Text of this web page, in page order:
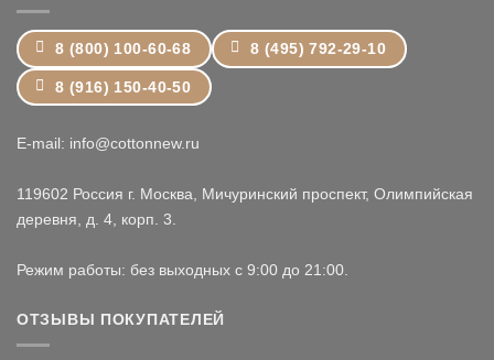
8 (800) 100-60-68 8 (495) 792-29-10
8 (916) 150-40-50
E-mail: info@cottonnew.ru
119602 Россия г. Москва, Мичуринский проспект, Олимпийская
деревня, д. 4, корп. 3.
Режим работы: без выходных с 9:00 до 21:00.
ОТЗЫВЫ ПОКУПАТЕЛЕЙ